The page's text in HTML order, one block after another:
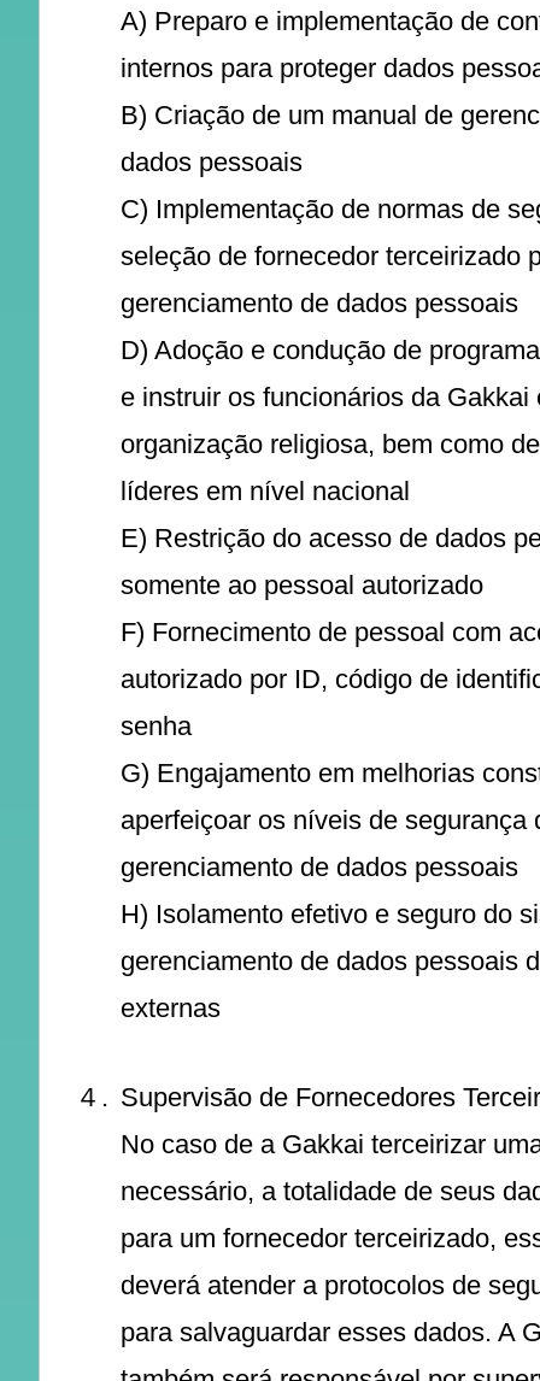
A) Preparo e implementação de
internos para proteger dados
B) Criação de um manual de
dados pessoais
C) Implementação de normas de
seleção de fornecedor terceirizado
gerenciamento de dados pessoais
D) Adoção e condução de
e instruir os funcionários da Gakkai
organização religiosa, bem como
líderes em nível nacional
E) Restrição do acesso de dados
somente ao pessoal autorizado
F) Fornecimento de pessoal com
autorizado por ID, código de
senha
G) Engajamento em melhorias
aperfeiçoar os níveis de segurança
gerenciamento de dados pessoais
H) Isolamento efetivo e seguro do
gerenciamento de dados pessoais
externas
４. Supervisão de Fornecedores
No caso de a Gakkai terceirizar
necessário, a totalidade de seus
para um fornecedor terceirizado,
deverá atender a protocolos de
para salvaguardar esses dados. A